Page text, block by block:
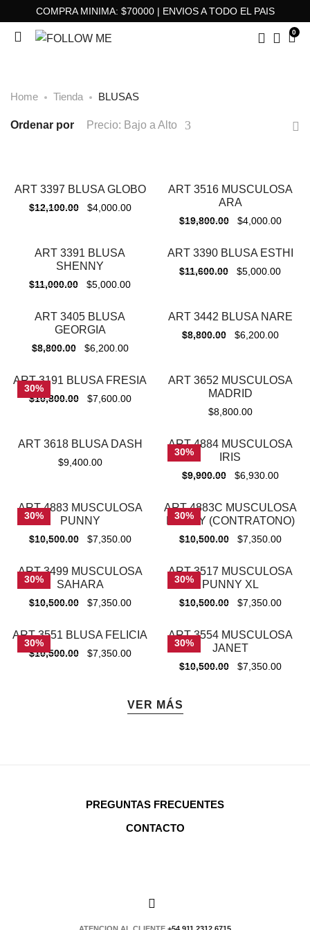
COMPRA MINIMA: $70000 | ENVIOS A TODO EL PAIS
0
Home Tienda BLUSAS
Ordenar por Precio: Bajo a Alto
-67%
ART 3397 BLUSA GLOBO
$12,100.00 $4,000.00
80%
ART 3516 MUSCULOSA
ARA
$19,800.00 $4,000.00
55%ART 3391 BLUSA
SHENNY
$11,000.00 $5,000.00
57%
ART 3390 BLUSA ESTHI
$11,600.00 $5,000.00
30%ART 3405 BLUSA
GEORGIA
$8,800.00 $6,200.00
30%
ART 3442 BLUSA NARE
$8,800.00 $6,200.00
30%
-30%
ART 3191 BLUSA FRESIA
$10,800.00 $7,600.00
ART 3652 MUSCULOSA
MADRID
$8,800.00
ART 3618 BLUSA DASH
$9,400.00
30%
ART 4884 MUSCULOSA
IRIS
$9,900.00 $6,930.00
30%
ART 4883 MUSCULOSA
PUNNY
$10,500.00 $7,350.00
30%
ART 4883C MUSCULOSA
PUNNY (CONTRATONO)
$10,500.00 $7,350.00
30%
ART 3499 MUSCULOSA
SAHARA
$10,500.00 $7,350.00
30%
ART 3517 MUSCULOSA
PUNNY XL
$10,500.00 $7,350.00
30%
ART 3551 BLUSA FELICIA
$10,500.00 $7,350.00
30%
ART 3554 MUSCULOSA
JANET
$10,500.00 $7,350.00
VER MÁS
PREGUNTAS FRECUENTES
CONTACTO